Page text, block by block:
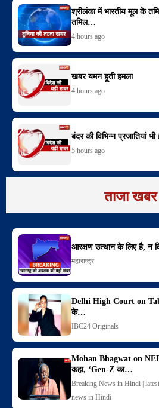
श्रीलंका में भारतीय मूल के
तमिल…
4 hours ago
खबर यमन हूती हमला
4 hours ago
बंदर की विभिन्न प्रजातियां
5 hours ago
ताजा खबर
आरक्षण उत्थान के लिए है, न
महाराष्ट्र
Delhi High Court on
के…
IBC24 Originals
Mohan Bhagwat on
कहा, ‘Gen-Z का…
Breaking News in Hindi |
news in Hindi